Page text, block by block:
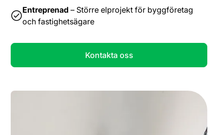
Entreprenad – Större elprojekt för byggföretag
och fastighetsägare
Kontakta oss